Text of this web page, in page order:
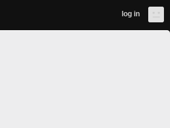
log in